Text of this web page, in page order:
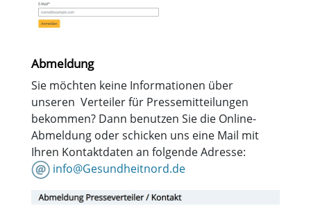
Abmeldung
Sie möchten keine Informationen über
unseren Verteiler für Pressemitteilungen
bekommen? Dann benutzen Sie die Online-
Abmeldung oder schicken uns eine Mail mit
Ihren Kontaktdaten an folgende Adresse:
info@Gesundheitnord.de